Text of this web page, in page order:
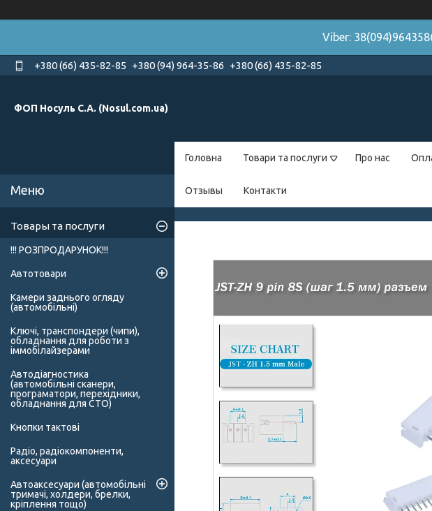
Viber:
+380 (66) 435-82-85 +380 (94) 964-35-86 +380 (66) 435-82-85
ФОП Носуль С.А. (Nosul.com.ua)
Головна Товари та послуги Про нас
Отзывы Контакти
Товары та послуги
!!! РОЗПРОДАРУНОК!!!
Автотовари
Камери заднього огляду
(автомобільні)
Ключі, транспондери (чипи),
обладнання для роботи з
іммобілайзерами
Автодіагностика
(автомобільні сканери,
програматори, перехідники,
обладнання для СТО)
Кнопки тактові
Радіо, радіокомпоненти,
аксесуари
Автоаксесуари (автомобільні
тримачі, холдери, брелки,
кріплення тощо)